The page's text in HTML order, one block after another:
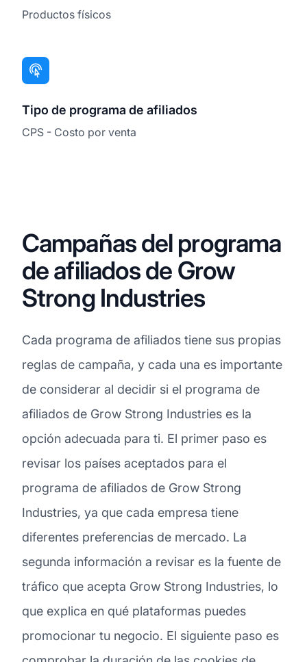
Productos físicos
Tipo de programa de afiliados
CPS - Costo por venta
Campañas del programa
de afiliados de Grow
Strong Industries
Cada programa de afiliados tiene sus propias
reglas de campaña, y cada una es importante
de considerar al decidir si el programa de
afiliados de Grow Strong Industries es la
opción adecuada para ti. El primer paso es
revisar los países aceptados para el
programa de afiliados de Grow Strong
Industries, ya que cada empresa tiene
diferentes preferencias de mercado. La
segunda información a revisar es la fuente de
tráfico que acepta Grow Strong Industries, lo
que explica en qué plataformas puedes
promocionar tu negocio. El siguiente paso es